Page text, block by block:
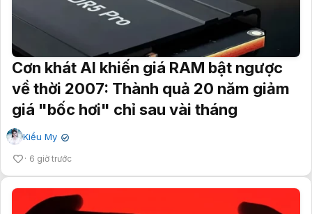
Cơn khát AI khiến giá RAM bật ngược
về thời 2007: Thành quả 20 năm giảm
giá "bốc hơi" chỉ sau vài tháng
Kiều My ✔
6 giờ trước